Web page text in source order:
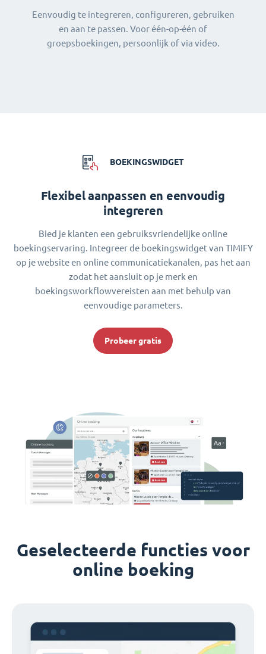
Eenvoudig te integreren, configureren, gebruiken
en aan te passen. Voor één-op-één of
groepsboekingen, persoonlijk of via video.
BOEKINGSWIDGET
Flexibel aanpassen en eenvoudig
integreren
Bied je klanten een gebruiksvriendelijke online
boekingservaring. Integreer de boekingswidget van TIMIFY
op je website en online communicatiekanalen, pas het aan
zodat het aansluit op je merk en
boekingsworkflowvereisten aan met behulp van
eenvoudige parameters.
Probeer gratis
Geselecteerde functies voor
online boeking